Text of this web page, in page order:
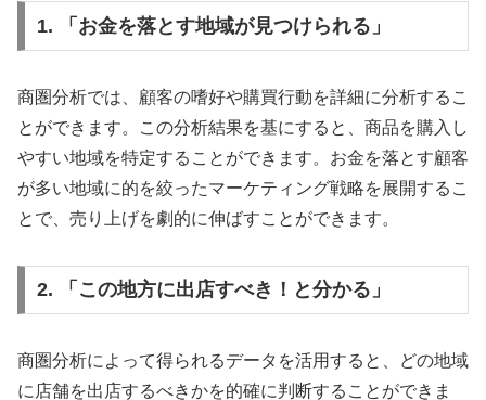
1. 「お金を落とす地域が見つけられる」
商圏分析では、顧客の嗜好や購買行動を詳細に分析するこ
とができます。この分析結果を基にすると、商品を購入し
やすい地域を特定することができます。お金を落とす顧客
が多い地域に的を絞ったマーケティング戦略を展開するこ
とで、売り上げを劇的に伸ばすことができます。
2. 「この地方に出店すべき！と分かる」
商圏分析によって得られるデータを活用すると、どの地域
に店舗を出店するべきかを的確に判断することができま